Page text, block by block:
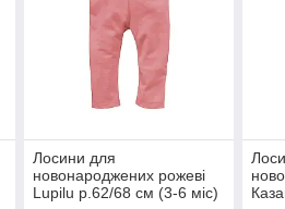
Лосини для
новонароджених рожеві
Lupilu р.62/68 см (3-6 міс)